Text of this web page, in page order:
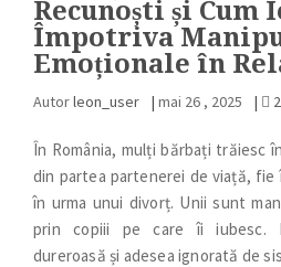
Recunoști și Cum
Împotriva
Emoționale în
Autorleon_user | mai 26 , 2025 | 2
În România, mulți bărbați trăiesc
din partea partenerei de viață,
în urma unui divorț. Unii sunt
prin copiii pe care îi iubesc.
dureroasă și adesea ignorată de